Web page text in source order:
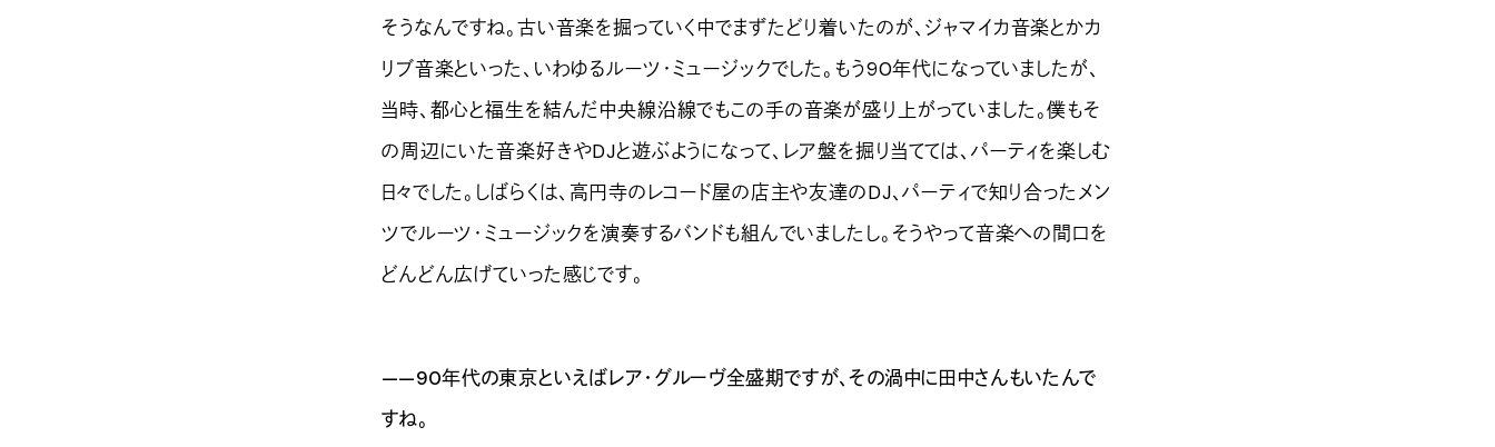
そうなんですね。古い音楽を掘っていく中でまずたどり着いたのが、ジャマイカ音楽とかカ
リブ音楽といった、いわゆるルーツ・ミュージックでした。もう90年代になっていましたが、
当時、都心と福生を結んだ中央線沿線でもこの手の音楽が盛り上がっていました。僕もそ
の周辺にいた音楽好きやDJと遊ぶようになって、レア盤を掘り当てては、パーティを楽しむ
日々でした。しばらくは、高円寺のレコード屋の店主や友達のDJ、パーティで知り合ったメン
ツでルーツ・ミュージックを演奏するバンドも組んでいましたし。そうやって音楽への間口を
どんどん広げていった感じです。
——90年代の東京といえばレア・グルーヴ全盛期ですが、その渦中に田中さんもいたんで
すね。